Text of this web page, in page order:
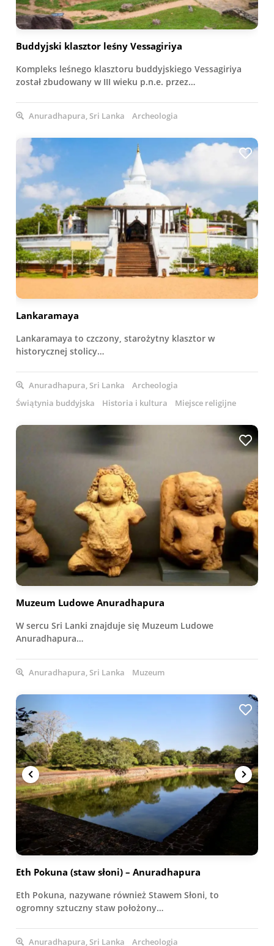
Buddyjski klasztor leśny Vessagiriya
Kompleks leśnego klasztoru buddyjskiego Vessagiriya
został zbudowany w III wieku p.n.e. przez…
Anuradhapura, Sri Lanka Archeologia
Lankaramaya
Lankaramaya to czczony, starożytny klasztor w
historycznej stolicy…
Anuradhapura, Sri Lanka
Archeologia
Świątynia buddyjska
Historia i kultura Miejsce religijne
Muzeum Ludowe Anuradhapura
W sercu Sri Lanki znajduje się Muzeum Ludowe
Anuradhapura…
Anuradhapura, Sri Lanka Muzeum
Eth Pokuna (staw słoni) – Anuradhapura
Eth Pokuna, nazywane również Stawem Słoni, to
ogromny sztuczny staw położony…
Anuradhapura, Sri Lanka Archeologia